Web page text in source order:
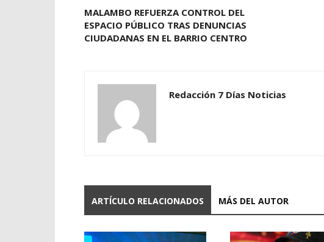
MALAMBO REFUERZA CONTROL DEL
ESPACIO PÚBLICO TRAS DENUNCIAS
CIUDADANAS EN EL BARRIO CENTRO
Redacción 7 Días Noticias
ARTÍCULO RELACIONADOS MÁS DEL AUTOR